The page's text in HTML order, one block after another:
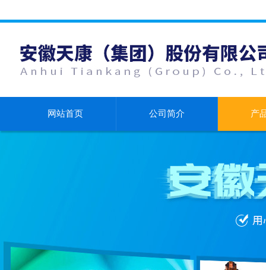
网站首页 公司简介 产